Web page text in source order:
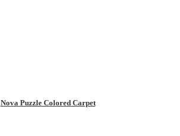
Nova Puzzle Colored Carpet